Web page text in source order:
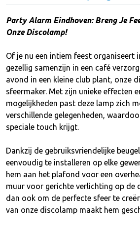
Party Alarm Eindhoven: Breng Je
Onze Discolamp!
Of je nu een intiem feest organiseert
gezellig samenzijn in een café
avond in een kleine club plant, onze
sfeermaker. Met zijn unieke effecten
mogelijkheden past deze lamp zich
verschillende gelegenheden,
speciale touch krijgt.
Dankzij de gebruiksvriendelijke
eenvoudig te installeren op elke
hem aan het plafond voor een
muur voor gerichte verlichting op de
dan ook om de perfecte sfeer te
van onze discolamp maakt hem